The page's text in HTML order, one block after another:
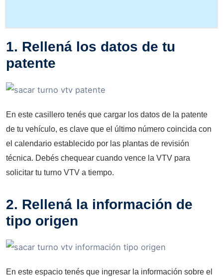
1. Rellená los datos de tu
patente
En este casillero tenés que cargar los datos de la patente
de tu vehículo, es clave que el último número coincida con
el calendario establecido por las plantas de revisión
técnica. Debés chequear cuando vence la VTV para
solicitar tu turno VTV a tiempo.
2. Rellená la información de
tipo origen
En este espacio tenés que ingresar la información sobre el